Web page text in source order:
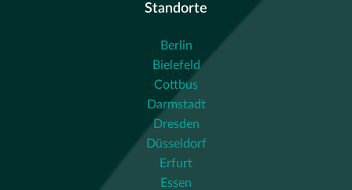
Standorte
Berlin
Bielefeld
Cottbus
Darmstadt
Dresden
Düsseldorf
Erfurt
Essen